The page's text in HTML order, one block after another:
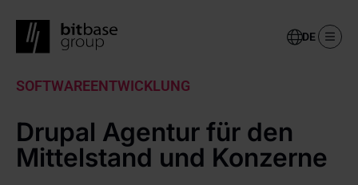
Skip
main
content
Select
SOFTWAREENTWICKLUNG
Drupal Agentur für den
Mittelstand und Konzerne